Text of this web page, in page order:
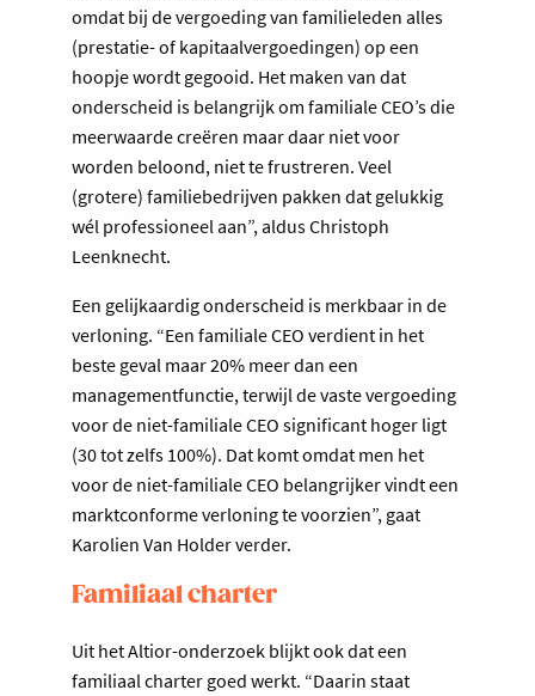
omdat bij de vergoeding van familieleden alles
(prestatie- of kapitaalvergoedingen) op een
hoopje wordt gegooid. Het maken van dat
onderscheid is belangrijk om familiale CEO’s die
meerwaarde creëren maar daar niet voor
worden beloond, niet te frustreren. Veel
(grotere) familiebedrijven pakken dat gelukkig
wél professioneel aan”, aldus Christoph
Leenknecht.
Een gelijkaardig onderscheid is merkbaar in de
verloning. “Een familiale CEO verdient in het
beste geval maar 20% meer dan een
managementfunctie, terwijl de vaste vergoeding
voor de niet-familiale CEO significant hoger ligt
(30 tot zelfs 100%). Dat komt omdat men het
voor de niet-familiale CEO belangrijker vindt een
marktconforme verloning te voorzien”, gaat
Karolien Van Holder verder.
Familiaal charter
Uit het Altior-onderzoek blijkt ook dat een
familiaal charter goed werkt. “Daarin staat